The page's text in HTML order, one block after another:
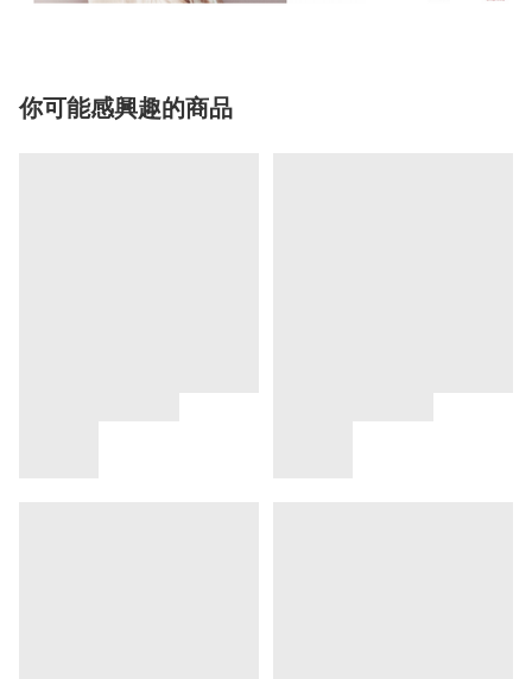
你可能感興趣的商品